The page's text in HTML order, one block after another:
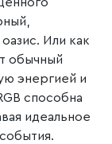
Или как
обычный
энергией и
способна
идеальное